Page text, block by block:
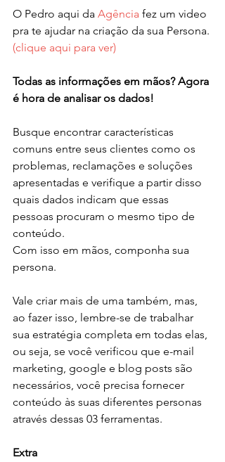
O Pedro aqui da Agência fez um video
pra te ajudar na criação da sua Persona.
(clique aqui para ver)
Todas as informações em mãos? Agora
é hora de analisar os dados!
Busque encontrar características
comuns entre seus clientes como os
problemas, reclamações e soluções
apresentadas e verifique a partir disso
quais dados indicam que essas
pessoas procuram o mesmo tipo de
conteúdo.
Com isso em mãos, componha sua
persona.
Vale criar mais de uma também, mas,
ao fazer isso, lembre-se de trabalhar
sua estratégia completa em todas elas,
ou seja, se você verificou que e-mail
marketing, google e blog posts são
necessários, você precisa fornecer
conteúdo às suas diferentes personas
através dessas 03 ferramentas.
Extra